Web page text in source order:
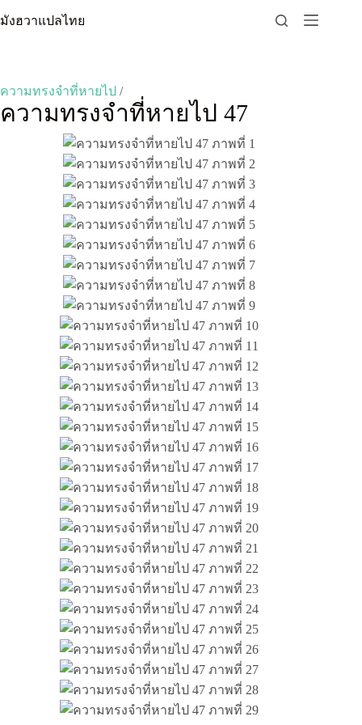
to
มังฮวาแปลไทย
ความทรงจำที่หายไป /
ความทรงจำที่หายไป 47